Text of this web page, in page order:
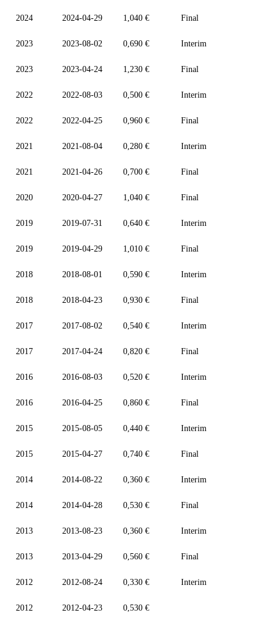
2024 2024-04-29 1,040 € Final
2023 2023-08-02 0,690 € Interim
2023 2023-04-24 1,230 € Final
2022 2022-08-03 0,500 € Interim
2022 2022-04-25 0,960 € Final
2021 2021-08-04 0,280 € Interim
2021 2021-04-26 0,700 € Final
2020 2020-04-27 1,040 € Final
2019 2019-07-31 0,640 € Interim
2019 2019-04-29 1,010 € Final
2018 2018-08-01 0,590 € Interim
2018 2018-04-23 0,930 € Final
2017 2017-08-02 0,540 € Interim
2017 2017-04-24 0,820 € Final
2016 2016-08-03 0,520 € Interim
2016 2016-04-25 0,860 € Final
2015 2015-08-05 0,440 € Interim
2015 2015-04-27 0,740 € Final
2014 2014-08-22 0,360 € Interim
2014 2014-04-28 0,530 € Final
2013 2013-08-23 0,360 € Interim
2013 2013-04-29 0,560 € Final
2012 2012-08-24 0,330 € Interim
2012 2012-04-23 0,530 €